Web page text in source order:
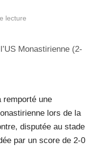
lecture
remporté une
lors de la
disputée au stade
par un score de 2-0